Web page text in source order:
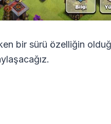
bir sürü özelliğin